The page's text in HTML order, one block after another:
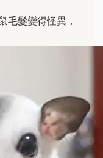
毛髮變得怪異，